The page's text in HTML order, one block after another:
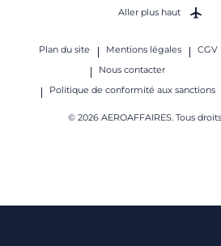
Plan du site Mentions légales
CGV
Nous contacter
Politique de conformité aux sanctions
© 2026 AEROAFFAIRES. Tous
Aller plus haut